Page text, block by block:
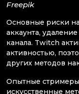
Freepik
Основные риски
аккаунта,
канала. Twitch
активностью,
других методов
Опытные стримеры
искусственные